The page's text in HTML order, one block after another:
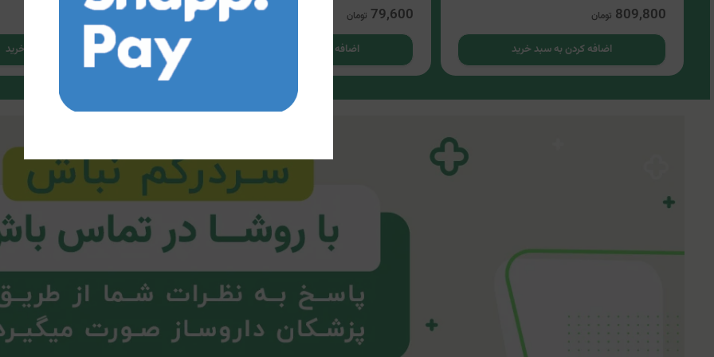
809,800 تومان
اضافه کردن به سبد خرید
79,600 تومان
اضافه کردن به سبد خرید
60,000
اضافه کردن به سبد خرید